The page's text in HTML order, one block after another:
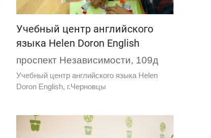
Учебный центр английского
языка Helen Doron English
проспект Независимости, 109д
Учебный центр английского языка Helen
Doron English, г.Черновцы